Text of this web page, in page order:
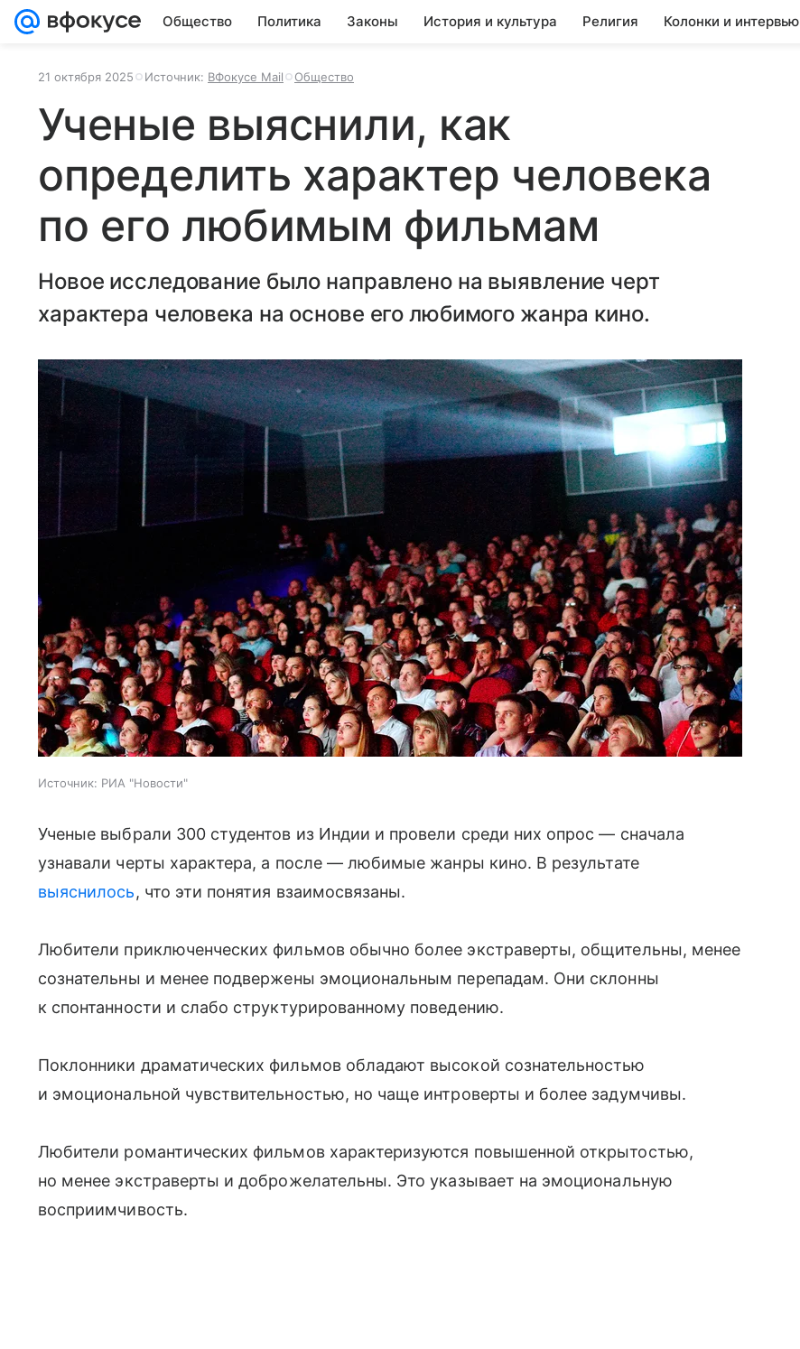
Общество Политика Законы История и культура Религия Колонки и интервью
21 октября 2025 Источник: ВФокусе Mail Общество
Ученые выяснили, как
определить характер человека
по его любимым фильмам
Новое исследование было направлено на выявление черт
характера человека на основе его любимого жанра кино.
Источник: РИА "Новости"
Ученые выбрали 300 студентов из Индии и провели среди них опрос — сначала
узнавали черты характера, а после — любимые жанры кино. В результате
выяснилось, что эти понятия взаимосвязаны.
Любители приключенческих фильмов обычно более экстраверты, общительны, менее
сознательны и менее подвержены эмоциональным перепадам. Они склонны
к спонтанности и слабо структурированному поведению.
Поклонники драматических фильмов обладают высокой сознательностью
и эмоциональной чувствительностью, но чаще интроверты и более задумчивы.
Любители романтических фильмов характеризуются повышенной открытостью,
но менее экстраверты и доброжелательны. Это указывает на эмоциональную
восприимчивость.